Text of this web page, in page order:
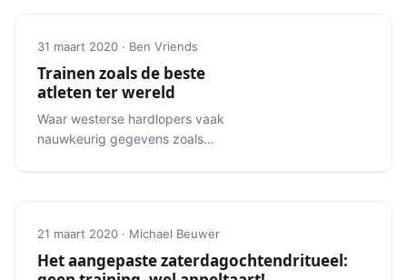
31 maart 2020 · Ben Vriends
Trainen zoals de beste
atleten ter wereld
Waar westerse hardlopers vaak
nauwkeurig gegevens zoals
21 maart 2020 · Michael Beuwer
Het aangepaste zaterdagochtendritueel: